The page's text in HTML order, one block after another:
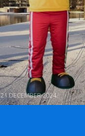
21 DECEMBER 2024